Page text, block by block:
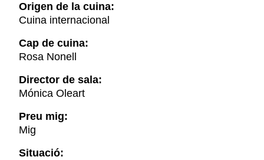
Origen de la cuina:
Cuina internacional
Cap de cuina:
Rosa Nonell
Director de sala:
Mónica Oleart
Preu mig:
Mig
Situació: